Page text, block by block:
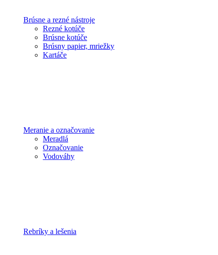
Brúsne a rezné nástroje
Rezné kotúče
Brúsne kotúče
Brúsny papier, mriežky
Kartáče
Meranie a označovanie
Meradlá
Označovanie
Vodováhy
Rebríky a lešenia